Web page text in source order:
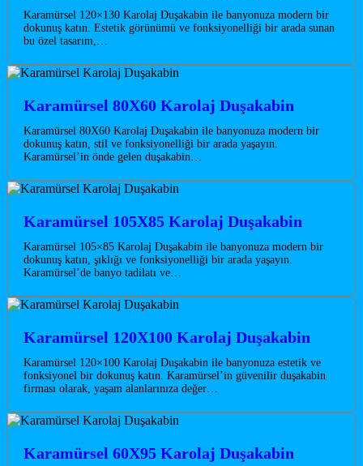
Karamürsel 120×130 Karolaj Duşakabin ile banyonuza modern bir
dokunuş katın. Estetik görünümü ve fonksiyonelliği bir arada sunan
bu özel tasarım,…
Karamürsel 80X60 Karolaj Duşakabin
Karamürsel 80X60 Karolaj Duşakabin ile banyonuza modern bir
dokunuş katın, stil ve fonksiyonelliği bir arada yaşayın.
Karamürsel’in önde gelen duşakabin…
Karamürsel 105X85 Karolaj Duşakabin
Karamürsel 105×85 Karolaj Duşakabin ile banyonuza modern bir
dokunuş katın, şıklığı ve fonksiyonelliği bir arada yaşayın.
Karamürsel’de banyo tadilatı ve…
Karamürsel 120X100 Karolaj Duşakabin
Karamürsel 120×100 Karolaj Duşakabin ile banyonuza estetik ve
fonksiyonel bir dokunuş katın. Karamürsel’in güvenilir duşakabin
firması olarak, yaşam alanlarınıza değer…
Karamürsel 60X95 Karolaj Duşakabin